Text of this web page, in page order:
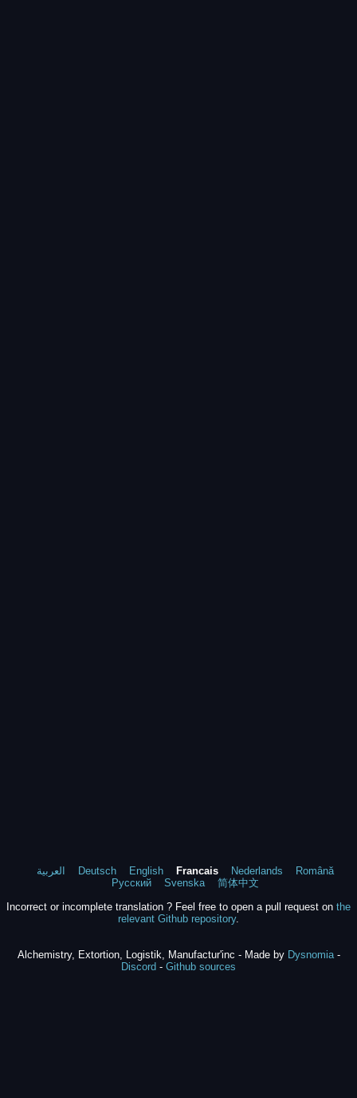
العربية Deutsch English Francais Nederlands
Română
Русский
Svenska
简体中文
Incorrect or incomplete translation ? Feel free to open a pull request on the
relevant Github repository.
Alchemistry, Extortion, Logistik, Manufactur'inc - Made by Dysnomia-
Discord - Github sources